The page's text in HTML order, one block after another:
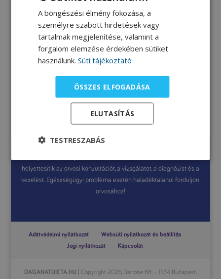
Túrós kakaós csiga
A jelen weboldal általános információkat tartalmaz, amelyek célja
helyettesítik az orvosi konzultációt, a vizsgálatot, a diagnózist és a
kezelést. Egészségügyi probléma esetén haladéktalanul forduljon
orvosához!
Adatvédelmi nyilatkozat
Websüti nyilatkozat és beállítás
Jogi nyilatkozat
Kapcsolat
DAGANATDIETA.HU | Copyright 2026, Danone Kft. - 1134 Budapest,
A böngészési élmény fokozása, a
személyre szabott hirdetések vagy
tartalmak megjelenítése, valamint a
forgalom elemzése érdekében sütiket
használunk. Süti tájékoztató
ÖSSZES ELFOGADÁSA
ELUTASÍTÁS
TESTRESZABÁS